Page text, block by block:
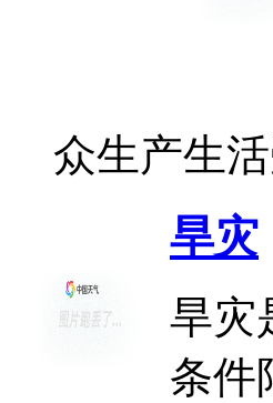
众生产生
旱灾
旱灾
条件